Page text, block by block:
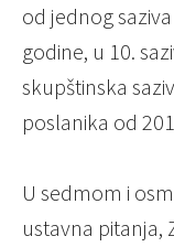
od jednog
godine, u 10.
skupštinska
poslanika od
U sedmom i
ustavna pitanja,